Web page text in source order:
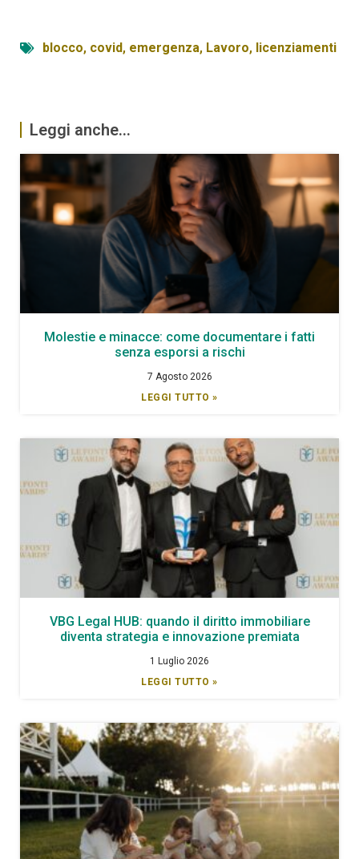
blocco, covid, emergenza, Lavoro, licenziamenti
Leggi anche...
Molestie e minacce: come documentare i fatti
senza esporsi a rischi
7 Agosto 2026
LEGGI TUTTO »
VBG Legal HUB: quando il diritto immobiliare
diventa strategia e innovazione premiata
1 Luglio 2026
LEGGI TUTTO »